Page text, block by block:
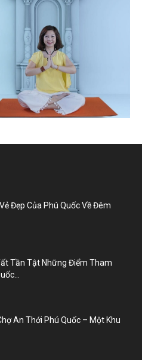
Đẹp Của Phú Quốc Về Đêm
Tần Tật Những Điểm Tham
An Thới Phú Quốc – Một Khu